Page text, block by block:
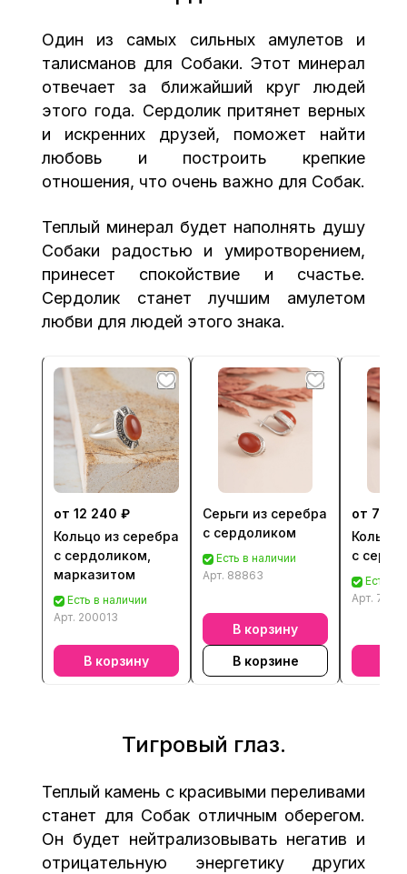
Один из самых сильных амулетов и
талисманов для Собаки. Этот минерал
отвечает за ближайший круг людей
этого года. Сердолик притянет верных
и искренних друзей, поможет найти
любовь и построить крепкие
отношения, что очень важно для Собак.
Теплый минерал будет наполнять душу
Собаки радостью и умиротворением,
принесет спокойствие и счастье.
Сердолик станет лучшим амулетом
любви для людей этого знака.
от 12 240 ₽
Кольцо из серебра
с сердоликом,
марказитом
Есть в наличии
Арт. 200013
В корзину
Серьги из серебра
с сердоликом
Есть в наличии
Арт. 88863
В корзину
В корзине
от 7
Кольцо
с
Есть в
Арт.
Тигровый глаз.
Теплый камень с красивыми переливами
станет для Собак отличным оберегом.
Он будет нейтрализовывать негатив и
отрицательную энергетику других